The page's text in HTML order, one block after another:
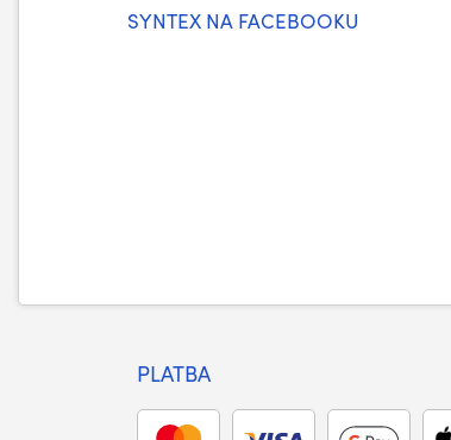
SYNTEX NA FACEBOOKU
PLATBA